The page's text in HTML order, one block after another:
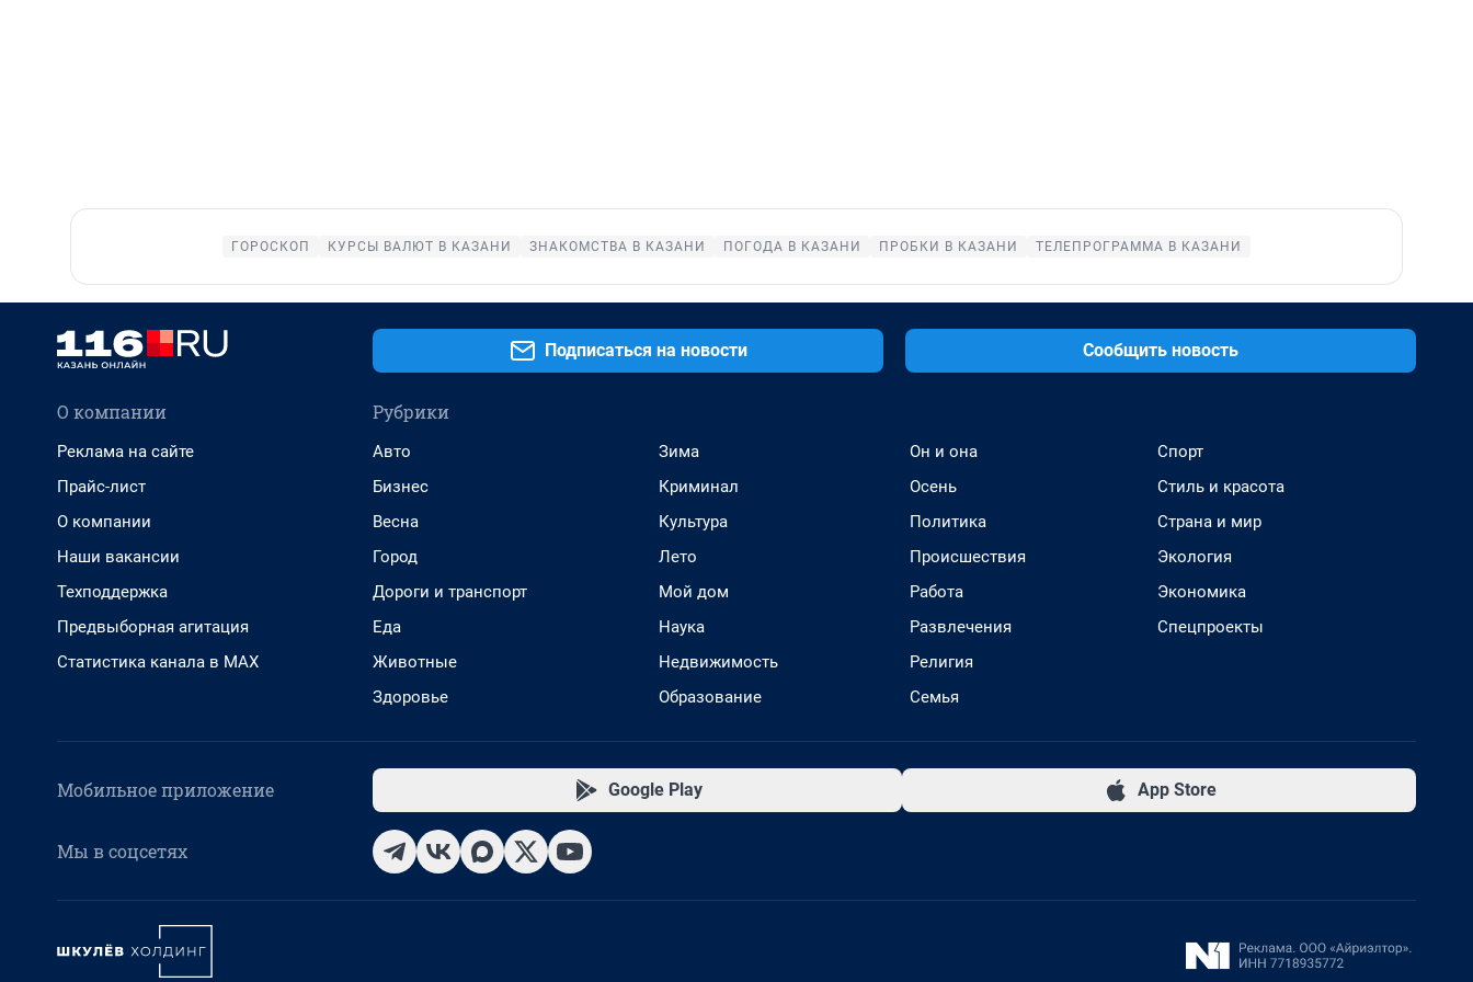
ГОРОСКОП КУРСЫ ВАЛЮТ В КАЗАНИ ЗНАКОМСТВА В КАЗАНИ ПОГОДА В КАЗАНИ ПРОБКИ В КАЗАНИ ТЕЛЕПРОГРАММА В КАЗАНИ
Подписаться на новости Сообщить новость
О компании
Реклама на сайте
Прайс-лист
О компании
Наши вакансии
Техподдержка
Предвыборная агитация
Статистика канала в MAX
Рубрики
Авто
Бизнес
Весна
Город
Дороги и транспорт
Еда
Животные
Здоровье
Зима
Криминал
Культура
Лето
Мой дом
Наука
Недвижимость
Образование
Он и она
Осень
Политика
Происшествия
Работа
Развлечения
Религия
Семья
Спорт
Стиль и красота
Страна и мир
Экология
Экономика
Спецпроекты
Мобильное приложение Google Play App Store
Мы в соцсетях